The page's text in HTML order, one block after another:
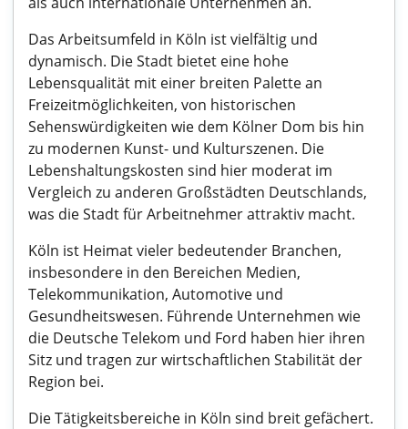
Das Arbeitsumfeld in Köln ist vielfältig und
dynamisch. Die Stadt bietet eine hohe
Lebensqualität mit einer breiten Palette an
Freizeitmöglichkeiten, von historischen
Sehenswürdigkeiten wie dem Kölner Dom bis hin
zu modernen Kunst- und Kulturszenen. Die
Lebenshaltungskosten sind hier moderat im
Vergleich zu anderen Großstädten Deutschlands,
was die Stadt für Arbeitnehmer attraktiv macht.
Köln ist Heimat vieler bedeutender Branchen,
insbesondere in den Bereichen Medien,
Telekommunikation, Automotive und
Gesundheitswesen. Führende Unternehmen wie
die Deutsche Telekom und Ford haben hier ihren
Sitz und tragen zur wirtschaftlichen Stabilität der
Region bei.
Die Tätigkeitsbereiche in Köln sind breit gefächert.